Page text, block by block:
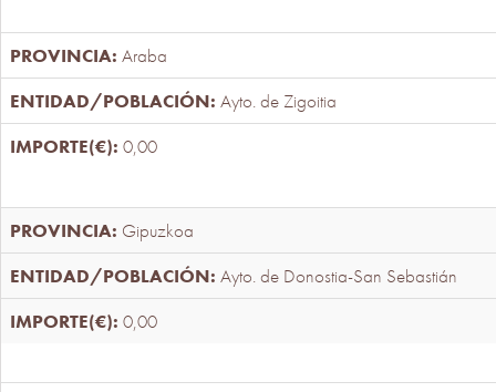
Araba
Ayto. de Zigoitia
0,00
Gipuzkoa
Ayto. de Donostia-San Sebastián
0,00